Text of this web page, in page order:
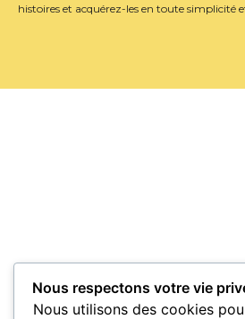
histoires et acquérez-les en toute simplicité
Nous respectons votre vie
Nous utilisons des cookies